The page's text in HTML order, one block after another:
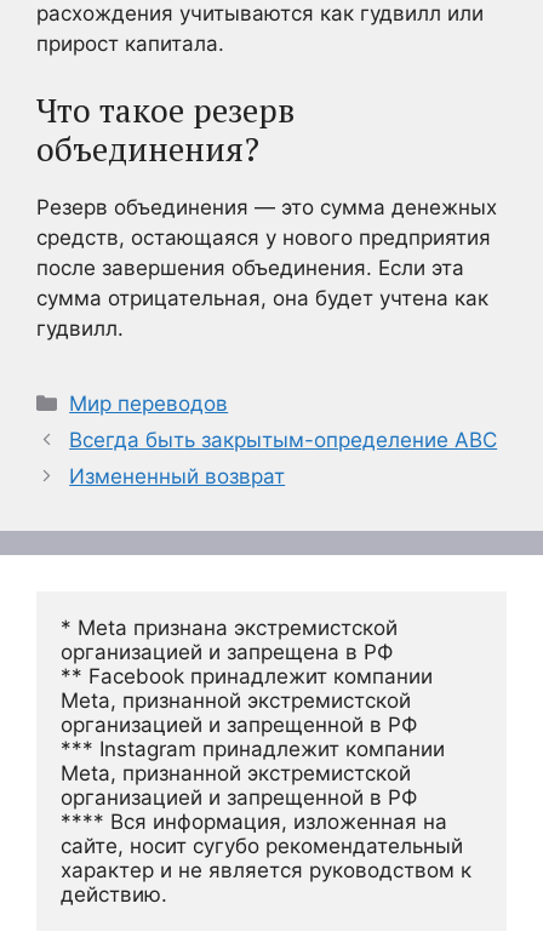
расхождения учитываются как гудвилл или
прирост капитала.
Что такое резерв
объединения?
Резерв объединения — это сумма денежных
средств, остающаяся у нового предприятия
после завершения объединения. Если эта
сумма отрицательная, она будет учтена как
гудвилл.
Рубрики
Мир переводов
Всегда быть закрытым-определение ABC
Измененный возврат
* Meta признана экстремистской
организацией и запрещена в РФ
** Facebook принадлежит компании
Meta, признанной экстремистской
организацией и запрещенной в РФ
*** Instagram принадлежит компании
Meta, признанной экстремистской
организацией и запрещенной в РФ
**** Вся информация, изложенная на
сайте, носит сугубо рекомендательный
характер и не является руководством к
действию.